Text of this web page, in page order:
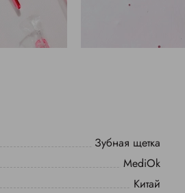
Зубная щетка
MediOk
Китай